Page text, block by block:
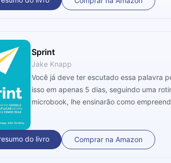
Sprint
Jake Knapp
Você já deve ter escutado essa palavra
isso em apenas 5 dias, seguindo uma
microbook, lhe ensinarão como
do livro Comprar na Amazon